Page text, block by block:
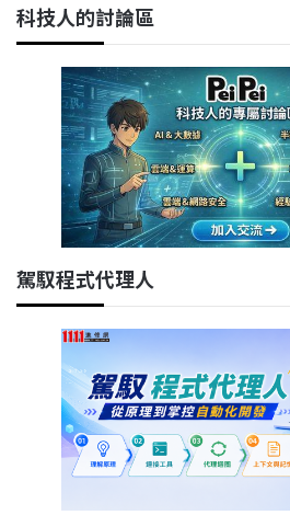
科技人的討論區
駕馭程式代理人